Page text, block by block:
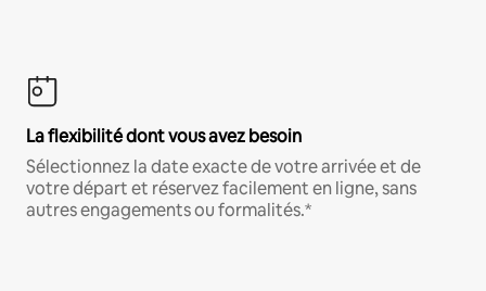
La flexibilité dont vous avez besoin
Sélectionnez la date exacte de votre arrivée et de
votre départ et réservez facilement en ligne, sans
autres engagements ou formalités.*